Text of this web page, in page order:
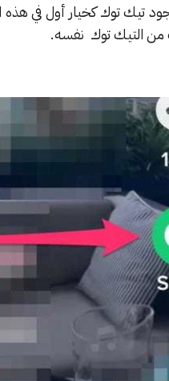
تيك توك كخيار أول في هذه
من التيك توك نفسه.